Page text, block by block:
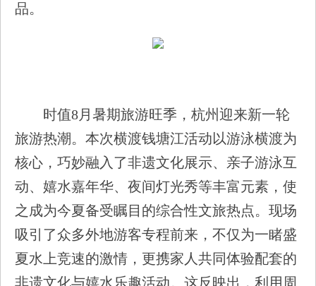
品。
时值8月暑期旅游旺季，杭州迎来新一轮
旅游热潮。本次横渡钱塘江活动以游泳横渡为
核心，巧妙融入了非遗文化展示、亲子游泳互
动、嬉水嘉年华、夜间灯光秀等丰富元素，使
之成为今夏备受瞩目的综合性文旅热点。现场
吸引了众多外地游客专程前来，不仅为一睹盛
夏水上竞速的激情，更携家人共同体验配套的
非遗文化与嬉水乐趣活动。这反映出，利用周